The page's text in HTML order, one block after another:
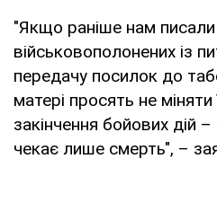
"Якщо раніше нам писали
військовополонених із
передачу посилок до
матері просять не міняти
закінчення бойових дій
чекає лише смерть", –